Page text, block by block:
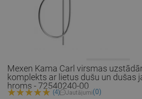
Mexen Kama Carl virsmas
komplekts ar lietus dušu un dušas
hroms - 72540240-00
(4) Jautājumi(0)